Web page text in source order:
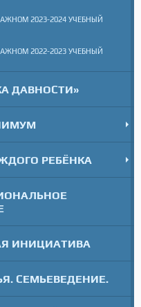
2023-2024 УЧЕБНЫЙ
2022-2023 УЧЕБНЫЙ
ДАВНОСТИ»
РЕБЁНКА
ИНИЦИАТИВА
СЕМЬЕВЕДЕНИЕ.